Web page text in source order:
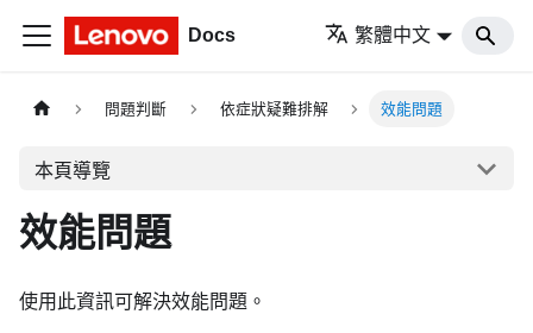
Docs 繁體中文
問題判斷 依症狀疑難排解 效能問題
本頁導覽
效能問題
使用此資訊可解決效能問題。